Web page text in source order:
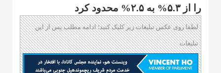
را از ۵.۳% به ۲.۵% محدود کرد
لطفا روی عکس تبلیغات زیر کلیک کنید؛ ادامه مطلب پس از این
تبلیغات